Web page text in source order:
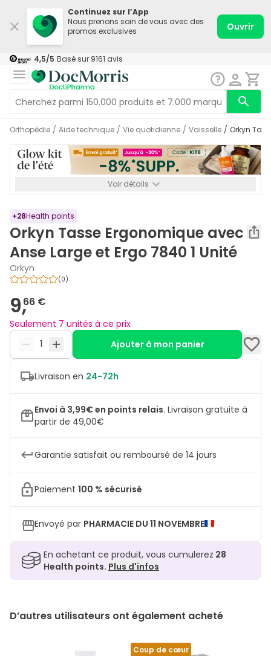
Continuez sur l’App
Nous prenons soin de vous avec des
promos exclusives
Ouvrir
4,5/5 Basé sur 9161 avis
Orthopédie / Aide technique / Vie quotidienne / Vaisselle / Orkyn
Voir détails
+28Health points
Orkyn Tasse Ergonomique avec
Anse Large et Ergo 7840 1 Unité
Orkyn
(0)
9,66 €
Seulement 7 unités à ce prix
Ajouter à mon panier
Livraison en 24-72h
Envoi à 3,99€ en points relais. Livraison gratuite à
partir de 49,00€
Garantie satisfait ou remboursé de 14 jours
Paiement 100 % sécurisé
Envoyé par PHARMACIE DU 11 NOVEMBRE
En achetant ce produit, vous cumulerez 28
Health points. Plus d'infos
D’autres utilisateurs ont également acheté
Coup de cœur